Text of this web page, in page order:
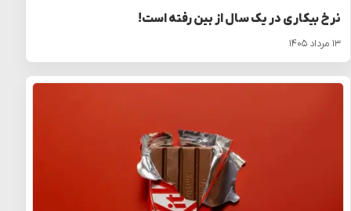
نرخ بیکاری در یک سال از بین رفته است!
۱۳ مرداد ۱۴۰۵